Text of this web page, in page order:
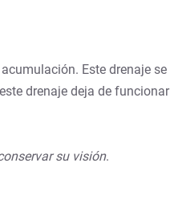
Este drenaje se
drenaje deja de funcionar
su visión.